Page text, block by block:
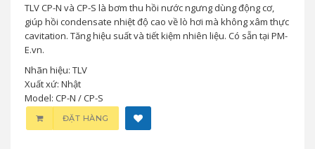
TLV CP-N và CP-S là bơm thu hồi nước ngưng dùng động cơ,
giúp hồi condensate nhiệt độ cao về lò hơi mà không xâm thực
cavitation. Tăng hiệu suất và tiết kiệm nhiên liệu. Có sẵn tại PM-
E.vn.
Nhãn hiệu: TLV
Xuất xứ: Nhật
Model: CP-N / CP-S
ĐẶT HÀNG